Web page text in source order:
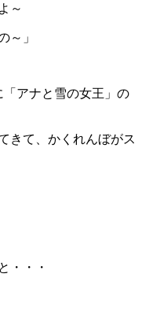
～
」
アナと雪の女王」の
きて、かくれんぼがス
・・・